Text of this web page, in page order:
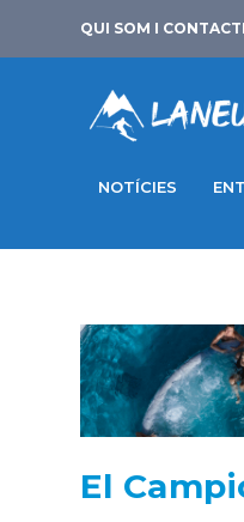
QUI SOM I
NOTÍCIES
El